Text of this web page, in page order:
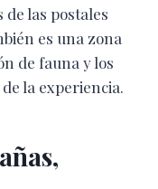
las postales
es una zona
de fauna y los
la experiencia.